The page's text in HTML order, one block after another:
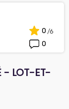
0
0
- LOT-ET-